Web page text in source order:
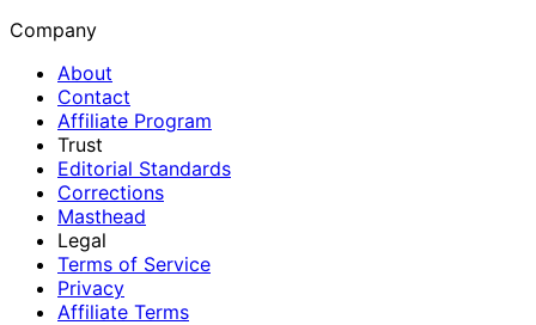
Company
About
Contact
Affiliate Program
Trust
Editorial Standards
Corrections
Masthead
Legal
Terms of Service
Privacy
Affiliate Terms